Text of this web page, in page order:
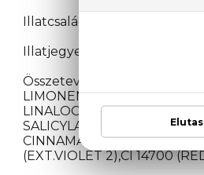
Illatcsalád: Virágos-orientális
Illatjegyek: mandarin, neroli,
Összetevők: ALCOHOL
LIMONENE,
LINALOOL, HEXYL
SALICYLATE,
CINNAMATE,
(EXT.VIOLET 2),CI 14700